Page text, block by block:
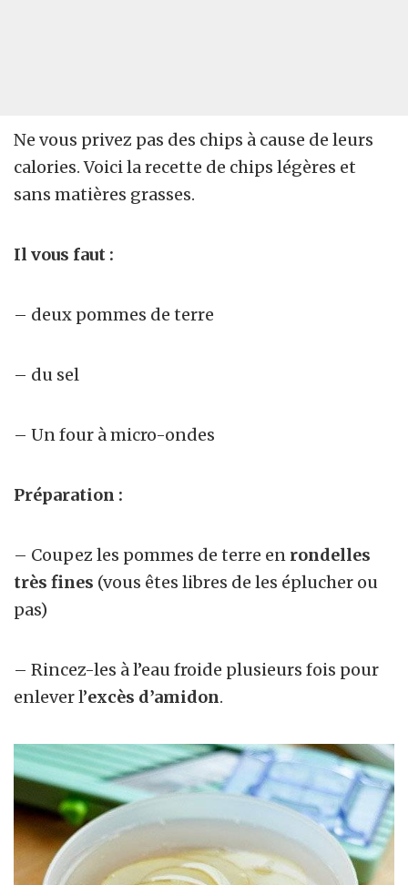
Ne vous privez pas des chips à cause de leurs
calories. Voici la recette de chips légères et
sans matières grasses.
Il vous faut :
– deux pommes de terre
– du sel
– Un four à micro-ondes
Préparation :
– Coupez les pommes de terre en rondelles
très fines (vous êtes libres de les éplucher ou
pas)
– Rincez-les à l’eau froide plusieurs fois pour
enlever l’excès d’amidon.